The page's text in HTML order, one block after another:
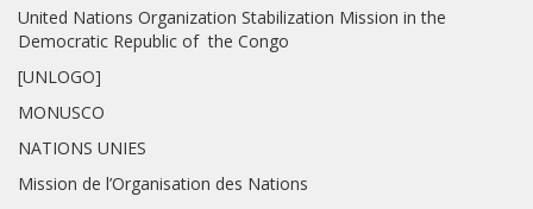
United Nations Organization Stabilization Mission in the
Democratic Republic of the Congo
[UNLOGO]
MONUSCO
NATIONS UNIES
Mission de l’Organisation des Nations